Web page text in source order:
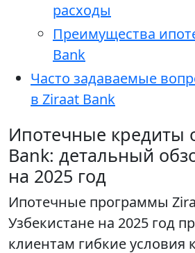
расходы
Преимущества
Bank
Часто задаваемые
в Ziraat Bank
Ипотечные кредиты
Bank: детальный
на 2025 год
Ипотечные программы
Узбекистане на 2025 год
клиентам гибкие условия